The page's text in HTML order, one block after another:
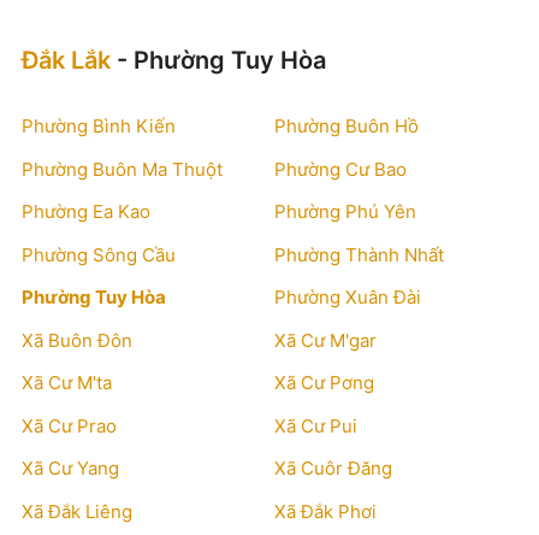
Đắk Lắk - Phường Tuy Hòa
Phường Bình Kiến
Phường Buôn Hồ
Phường Buôn Ma Thuột
Phường Cư Bao
Phường Ea Kao
Phường Phú Yên
Phường Sông Cầu
Phường Thành Nhất
Phường Tuy Hòa
Phường Xuân Đài
Xã Buôn Đôn
Xã Cư M'gar
Xã Cư M'ta
Xã Cư Pơng
Xã Cư Prao
Xã Cư Pui
Xã Cư Yang
Xã Cuôr Đăng
Xã Đắk Liêng
Xã Đắk Phơi